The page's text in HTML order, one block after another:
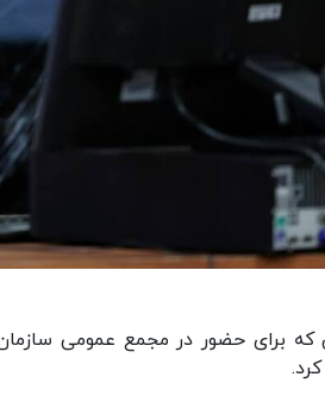
که برای حضور در مجمع عمومی